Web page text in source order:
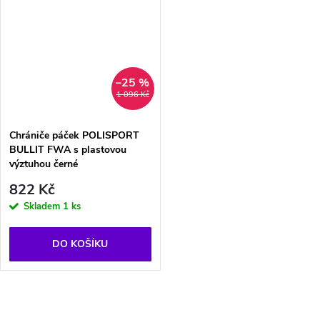
1 096 Kč
–25 %
Chrániče páček POLISPORT
BULLIT FWA s plastovou
výztuhou černé
822 Kč
Skladem 1 ks
DO KOŠÍKU